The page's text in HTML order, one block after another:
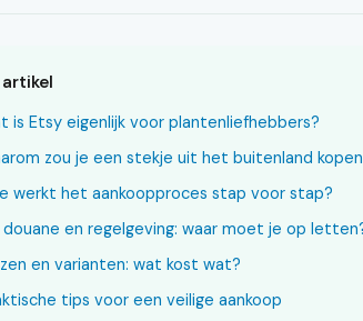
is Etsy eigenlijk voor plantenliefhebbers?
zou je een stekje uit het buitenland
werkt het aankoopproces stap voor stap?
douane en regelgeving: waar moet je op
en varianten: wat kost wat?
tips voor een veilige aankoop